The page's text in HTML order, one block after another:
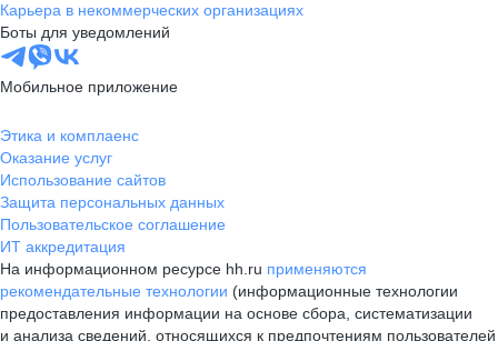
Карьера в некоммерческих организациях
Боты для уведомлений
Мобильное приложение
Этика и комплаенс
Оказание услуг
Использование сайтов
Защита персональных данных
Пользовательское соглашение
ИТ аккредитация
На информационном ресурсе hh.ru применяются
рекомендательные технологии (информационные технологии
предоставления информации на основе сбора, систематизации
и анализа сведений, относящихся к предпочтениям пользователей